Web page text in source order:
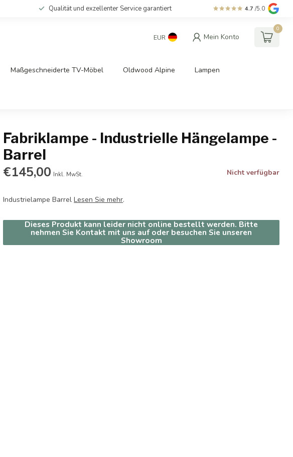
Qualität und exzellenter Service garantiert 4.7 /5.0
EUR Mein Konto
0
Maßgeschneiderte TV-Möbel Oldwood Alpine Lampen
Fabriklampe - Industrielle Hängelampe -
Barrel
€145,00 Inkl. MwSt. Nicht verfügbar
Industrielampe BarrelLesen Sie mehr.
Dieses Produkt kann leider nicht online bestellt werden. Bitte
nehmen Sie Kontakt mit uns auf oder besuchen Sie unseren
Showroom